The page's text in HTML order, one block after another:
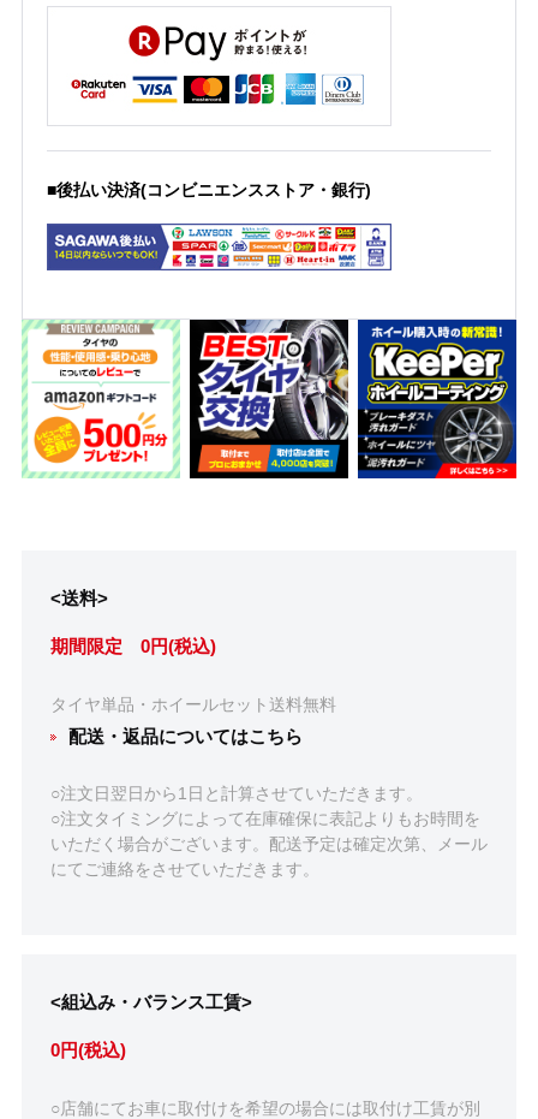
■後払い決済(コンビニエンスストア・銀行)
<送料>
期間限定 0円(税込)
タイヤ単品・ホイールセット送料無料
配送・返品についてはこちら
○注文日翌日から1日と計算させていただきます。
○注文タイミングによって在庫確保に表記よりもお時間を
いただく場合がございます。配送予定は確定次第、メール
にてご連絡をさせていただきます。
<組込み・バランス工賃>
0円(税込)
○店舗にてお車に取付けを希望の場合には取付け工賃が別